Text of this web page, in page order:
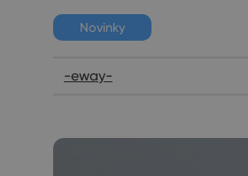
Novinky
-eway-